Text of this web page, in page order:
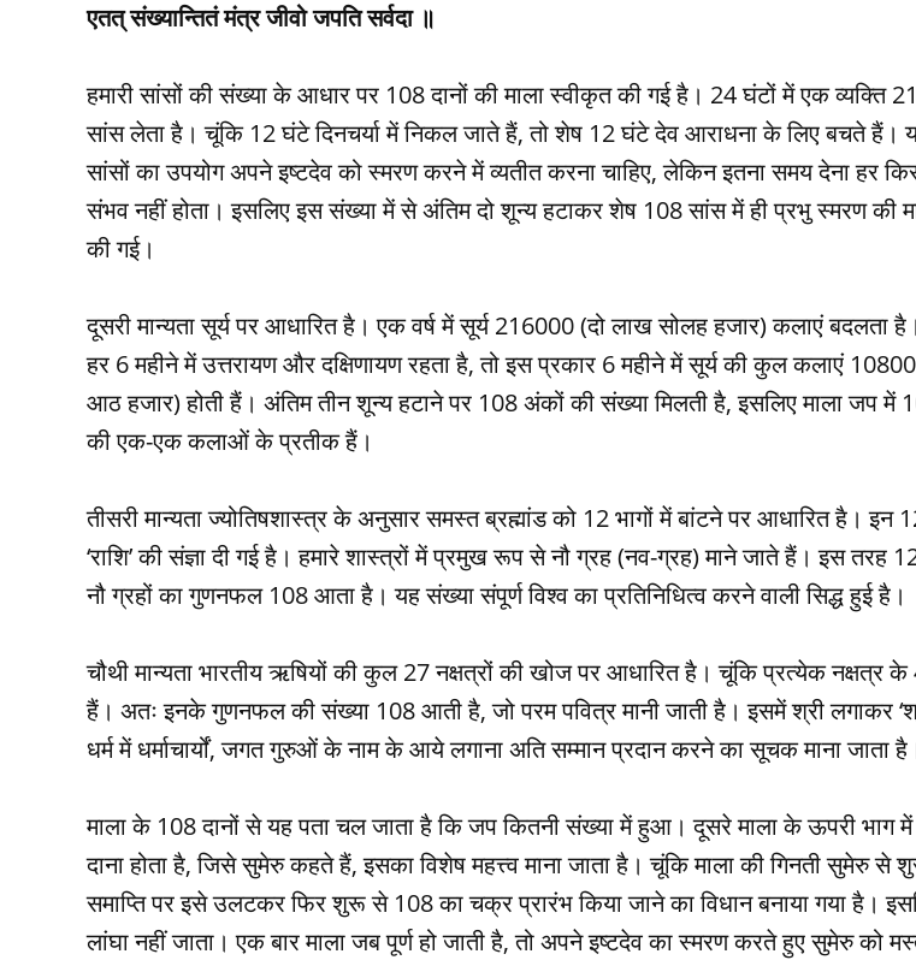
एतत् संख्यान्तितं मंत्र जीवो जपति सर्वदा ॥
हमारी सांसों की संख्या के आधार पर 108 दानों की माला स्वीकृत की गई है। 24 घंटों में एक व्यक्ति
सांस लेता है। चूंकि 12 घंटे दिनचर्या में निकल जाते हैं, तो शेष 12 घंटे देव आराधना के लिए बचते हैं।
सांसों का उपयोग अपने इष्टदेव को स्मरण करने में व्यतीत करना चाहिए, लेकिन इतना समय देना हर
संभव नहीं होता। इसलिए इस संख्या में से अंतिम दो शून्य हटाकर शेष 108 सांस में ही प्रभु स्मरण की
की गई।
दूसरी मान्यता सूर्य पर आधारित है। एक वर्ष में सूर्य 216000 (दो लाख सोलह हजार) कलाएं बदलता
हर 6 महीने में उत्तरायण और दक्षिणायण रहता है, तो इस प्रकार 6 महीने में सूर्य की कुल कलाएं
आठ हजार) होती हैं। अंतिम तीन शून्य हटाने पर 108 अंकों की संख्या मिलती है, इसलिए माला जप में
की एक-एक कलाओं के प्रतीक हैं।
तीसरी मान्यता ज्योतिषशास्त्र के अनुसार समस्त ब्रह्मांड को 12 भागों में बांटने पर आधारित है। इन
‘राशि’ की संज्ञा दी गई है। हमारे शास्त्रों में प्रमुख रूप से नौ ग्रह (नव-ग्रह) माने जाते हैं। इस तरह
नौ ग्रहों का गुणनफल 108 आता है। यह संख्या संपूर्ण विश्व का प्रतिनिधित्व करने वाली सिद्ध हुई है।
चौथी मान्यता भारतीय ऋषियों की कुल 27 नक्षत्रों की खोज पर आधारित है। चूंकि प्रत्येक नक्षत्र
हैं। अतः इनके गुणनफल की संख्या 108 आती है, जो परम पवित्र मानी जाती है। इसमें श्री लगाकर
धर्म में धर्माचार्यों, जगत गुरुओं के नाम के आये लगाना अति सम्मान प्रदान करने का सूचक माना जाता
माला के 108 दानों से यह पता चल जाता है कि जप कितनी संख्या में हुआ। दूसरे माला के ऊपरी भाग
दाना होता है, जिसे सुमेरु कहते हैं, इसका विशेष महत्त्व माना जाता है। चूंकि माला की गिनती सुमेरु से
समाप्ति पर इसे उलटकर फिर शुरू से 108 का चक्र प्रारंभ किया जाने का विधान बनाया गया है।
लांघा नहीं जाता। एक बार माला जब पूर्ण हो जाती है, तो अपने इष्टदेव का स्मरण करते हुए सुमेरु को